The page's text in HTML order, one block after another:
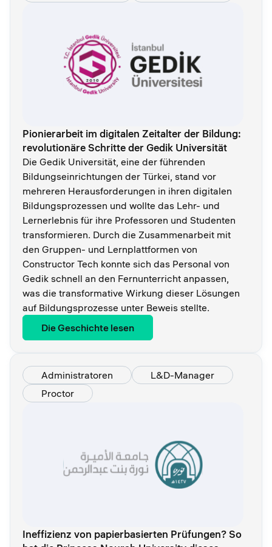
Pionierarbeit im digitalen Zeitalter der Bildung:
revolutionäre Schritte der Gedik Universität
Die Gedik Universität, eine der führenden
Bildungseinrichtungen der Türkei, stand vor
mehreren Herausforderungen in ihren digitalen
Bildungsprozessen und wollte das Lehr- und
Lernerlebnis für ihre Professoren und Studenten
transformieren. Durch die Zusammenarbeit mit
den Gruppen- und Lernplattformen von
Constructor Tech konnte sich das Personal von
Gedik schnell an den Fernunterricht anpassen,
was die transformative Wirkung dieser Lösungen
auf Bildungsprozesse unter Beweis stellte.
Die Geschichte lesen
Administratoren
L&D-Manager
Proctor
Ineffizienz von papierbasierten Prüfungen? So